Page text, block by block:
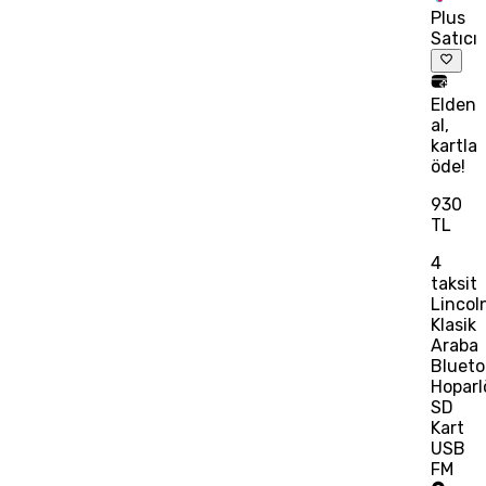
Plus
Satıcı
Elden
al,
kartla
öde!
930
TL
4
taksit
Klasik
Araba
SD
Kart
USB
FM